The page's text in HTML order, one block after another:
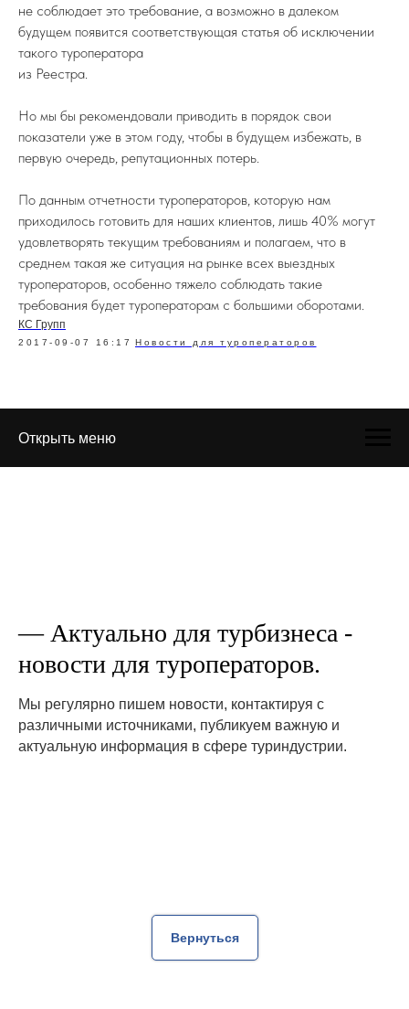
не соблюдает это требование, а возможно в далеком
будущем появится соответствующая статья об исключении
такого туроператора
из Реестра.
Но мы бы рекомендовали приводить в порядок свои
показатели уже в этом году, чтобы в будущем избежать, в
первую очередь, репутационных потерь.
По данным отчетности туроператоров, которую нам
приходилось готовить для наших клиентов, лишь 40% могут
удовлетворять текущим требованиям и полагаем, что в
среднем такая же ситуация на рынке всех выездных
туроператоров, особенно тяжело соблюдать такие
требования будет туроператорам с большими оборотами.
КС Групп
2017-09-07 16:17 Новости для туроператоров
Открыть меню
— Актуально для турбизнеса -
новости для туроператоров.
Мы регулярно пишем новости, контактируя с
различными источниками, публикуем важную и
актуальную информация в сфере туриндустрии.
Вернуться